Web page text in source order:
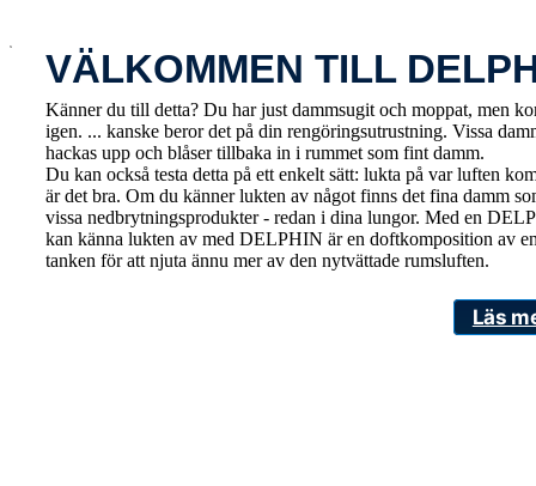
x
VÄLKOMMEN TILL
Känner du till detta? Du har just dammsugit och moppat, men
igen. ... kanske beror det på din rengöringsutrustning. Vissa
hackas upp och blåser tillbaka in i rummet som fint damm.
Du kan också testa detta på ett enkelt sätt: lukta på var luften
är det bra. Om du känner lukten av något finns det fina damm
vissa nedbrytningsprodukter - redan i dina lungor. Med en
kan känna lukten av med DELPHIN är en doftkomposition av
tanken för att njuta ännu mer av den nytvättade rumsluften.
Läs